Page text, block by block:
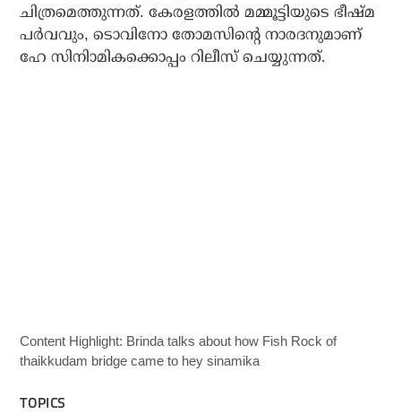
ചിത്രമെത്തുന്നത്. കേരളത്തില്‍ മമ്മൂട്ടിയുടെ ഭീഷ്മ
പര്‍വവും, ടൊവിനോ തോമസിന്റെ നാരദനുമാണ്
ഹേ സിനിാമികക്കൊപ്പം റിലീസ് ചെയ്യുന്നത്.
Content Highlight: Brinda talks about how Fish Rock of
thaikkudam bridge came to hey sinamika
TOPICS